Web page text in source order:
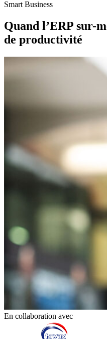
Smart Business
Quand l’ERP sur-
de productivité
En collaboration avec